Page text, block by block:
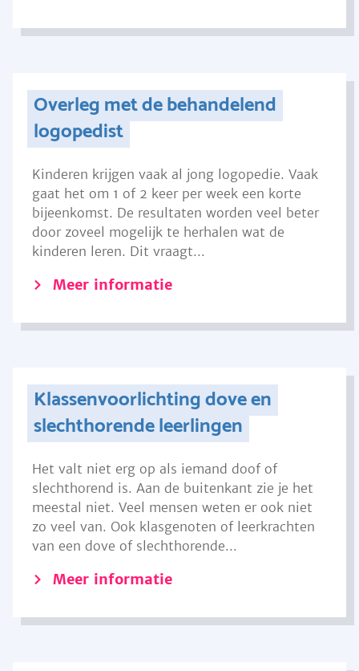
Overleg met de behandelend
logopedist
Kinderen krijgen vaak al jong logopedie. Vaak
gaat het om 1 of 2 keer per week een korte
bijeenkomst. De resultaten worden veel beter
door zoveel mogelijk te herhalen wat de
kinderen leren. Dit vraagt...
Meer informatie
Klassenvoorlichting dove en
slechthorende leerlingen
Het valt niet erg op als iemand doof of
slechthorend is. Aan de buitenkant zie je het
meestal niet. Veel mensen weten er ook niet
zo veel van. Ook klasgenoten of leerkrachten
van een dove of slechthorende...
Meer informatie